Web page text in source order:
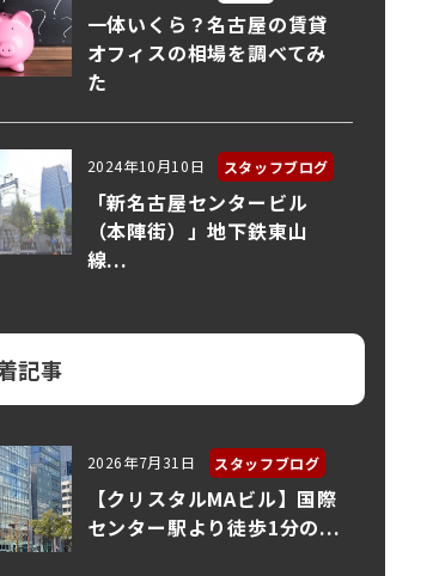
一体いくら？名古屋の賃貸
オフィスの相場を調べてみ
た
2024年10月10日 スタッフブログ
「新名古屋センタービル
（本陣街）」地下鉄東山
線...
記事
2026年7月31日 スタッフブログ
【クリスタルMAビル】国際
センター駅より徒歩1分の...